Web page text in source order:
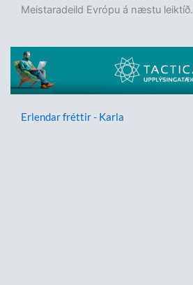
Meistaradeild Evrópu á næstu leiktíð.
Erlendar fréttir - Karla